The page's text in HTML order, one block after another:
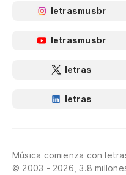
letrasmusbr
letrasmusbr
letras
letras
Música comienza con
© 2003 - 2026, 3.8